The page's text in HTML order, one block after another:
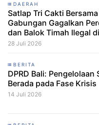
DAERAH
Satlap Tri Cakti
Gabungan Gagalkan
dan Balok Timah Ilegal
Pelindo Belitung
28 Juli 2026
BERITA
DPRD Bali: Pengelolaan
Berada pada Fase Krisis
14 Juli 2026